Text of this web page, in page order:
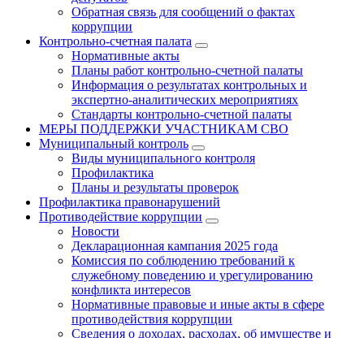
Обратная связь для сообщений о фактах
коррупции
Контрольно-счетная палата
Нормативные акты
Планы работ контрольно-счетной палаты
Информация о результатах контрольных и
экспертно-аналитических мероприятиях
Стандарты контрольно-счетной палаты
МЕРЫ ПОДДЕРЖКИ УЧАСТНИКАМ СВО
Муниципальный контроль
Виды муниципального контроля
Профилактика
Планы и результаты проверок
Профилактика правонарушений
Противодействие коррупции
Новости
Декларационная кампания 2025 года
Комиссия по соблюдению требований к
служебному поведению и урегулированию
конфликта интересов
Нормативные правовые и иные акты в сфере
противодействия коррупции
Сведения о доходах, расходах, об имуществе и